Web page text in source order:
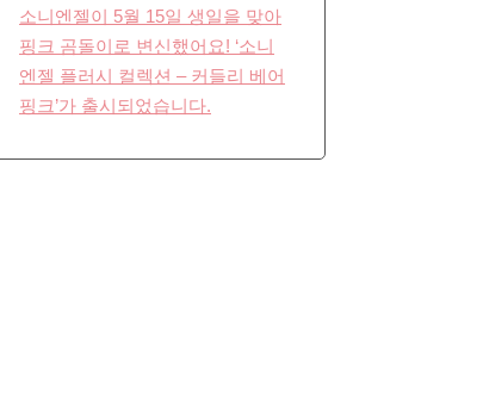
소니엔젤이 5월 15일 생일을 맞아
핑크 곰돌이로 변신했어요! ‘소니
엔젤 플러시 컬렉션 – 커들리 베어
핑크’가 출시되었습니다.